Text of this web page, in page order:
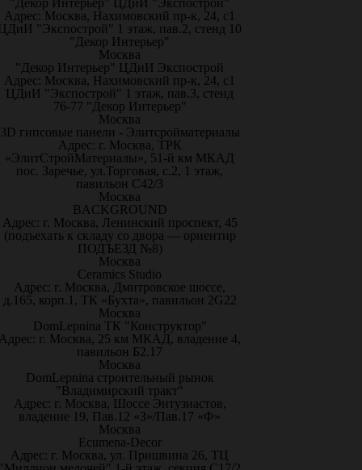
"Декор Интерьер" ЦДиИ "Экспострой"
Адрес: Москва, Нахимовский пр-к, 24, с1
"Экспострой" 1 этаж, пав.2, стенд 10
"Декор Интерьер"
Москва
"Декор Интерьер" ЦДиИ Экспострой
Адрес: Москва, Нахимовский пр-к, 24, с1
ЦДиИ "Экспострой" 1 этаж, пав.3, стенд
76-77 "Декор Интерьер"
Москва
3D гипсовые панели - Элитсройматериалы
Адрес: г. Москва, ТРК
«ЭлитСтройМатериалы», 51-й км МКАД
пос. Заречье, ул.Торговая, с.2, 1 этаж,
павильон С42/3
Москва
BACKGROUND
Адрес: г. Москва, Ленинский проспект, 45
(подъехать к складу со двора — ориентир
ПОДЪЕЗД №8)
Москва
Ceramics Studio
Адрес: г. Москва, Дмитровское шоссе,
д.165, корп.1, ТК «Бухта», павильон 2G22
Москва
DomLepnina ТК "Конструктор"
г. Москва, 25 км МКАД, владение 4,
павильон Б2.17
Москва
DomLepnina строительный рынок
"Владимирский тракт"
Адрес: г. Москва, Шоссе Энтузиастов,
владение 19, Пав.12 «З»/Пав.17 «Ф»
Москва
Ecumena-Decor
Адрес: г. Москва, ул. Пришвина 26, ТЦ